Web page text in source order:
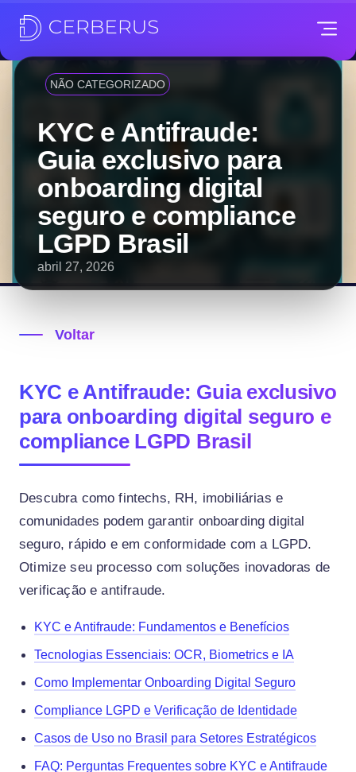
NÃO CATEGORIZADO
KYC e Antifraude:
Guia exclusivo para
onboarding digital
seguro e compliance
LGPD Brasil
abril 27, 2026
Voltar
KYC e Antifraude: Guia exclusivo
para onboarding digital seguro e
compliance LGPD Brasil
Descubra como fintechs, RH, imobiliárias e
comunidades podem garantir onboarding digital
seguro, rápido e em conformidade com a LGPD.
Otimize seu processo com soluções inovadoras de
verificação e antifraude.
KYC e Antifraude: Fundamentos e Benefícios
Tecnologias Essenciais: OCR, Biometrics e IA
Como Implementar Onboarding Digital Seguro
Compliance LGPD e Verificação de Identidade
Casos de Uso no Brasil para Setores Estratégicos
FAQ: Perguntas Frequentes sobre KYC e Antifraude